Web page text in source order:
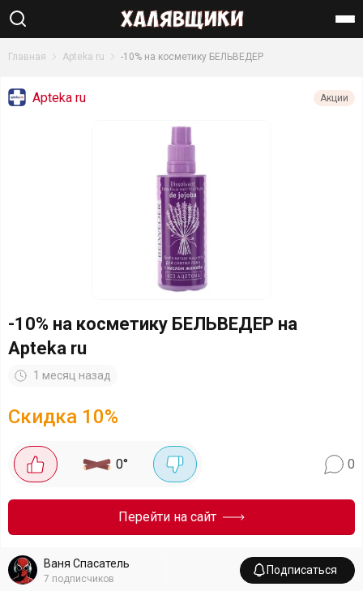
Главная Apteka ru -10% на косметику БЕЛЬВЕДЕР
Apteka ru Акции
-10% на косметику БЕЛЬВЕДЕР на
Apteka ru
1 месяц назад
Скидка 10%
0° 0
Перейти на сайт
Ваня Спасатель
7 подписчиков
Подписаться